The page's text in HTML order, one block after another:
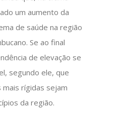
um aumento da
de saúde na região
Se ao final
de elevação se
segundo ele, que
rígidas sejam
da região.